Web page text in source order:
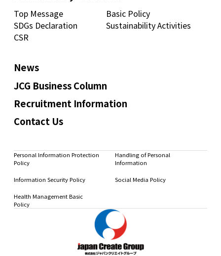
Top Message
Basic Policy
SDGs Declaration
Sustainability Activities
CSR
News
JCG Business Column
Recruitment Information
Contact Us
Personal Information Protection
Policy
Handling of Personal
Information
Information Security Policy Social Media Policy
Health Management Basic
Policy